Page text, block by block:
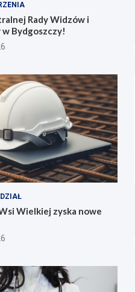
Rady Widzów i
Bydgoszczy!
Wielkiej zyska nowe